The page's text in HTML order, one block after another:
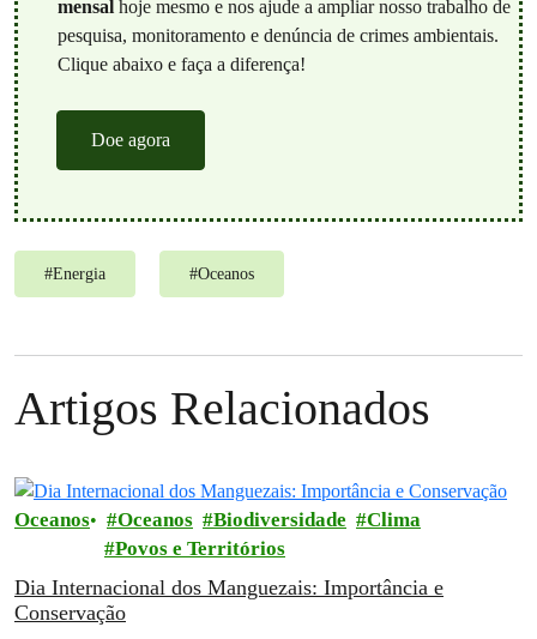
mensalhoje mesmo e nos ajude a ampliar nosso trabalho de
pesquisa, monitoramento e denúncia de crimes ambientais.
Clique abaixo e faça a diferença!
Doe agora
#Energia #Oceanos
Artigos Relacionados
Oceanos Oceanos Biodiversidade
Clima
Povos e Territórios
Dia Internacional dos Manguezais: Importância e
Conservação